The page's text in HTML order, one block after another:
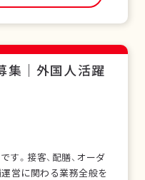
定した雇用形態で、長期
ト制勤務で…
集｜外国人活躍
。接客、配膳、オーダ
運営に関わる業務全般を